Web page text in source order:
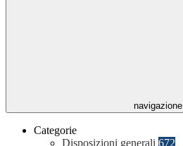
navigazione
Categorie
Disposizioni generali 672